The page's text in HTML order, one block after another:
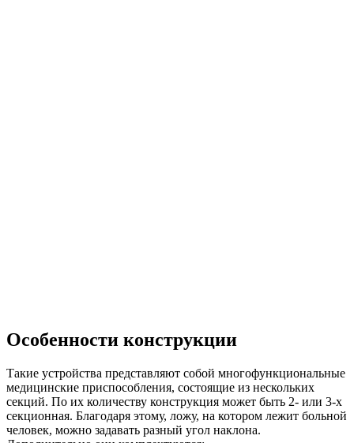
Особенности конструкции
Такие устройства представляют собой многофункциональные
медицинские приспособления, состоящие из нескольких
секций. По их количеству конструкция может быть 2- или 3-х
секционная. Благодаря этому, ложу, на котором лежит больной
человек, можно задавать разный угол наклона.